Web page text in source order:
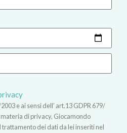
e ai sensi dell’ art.13 GDPR 679/
di privacy, Giocamondo
dei dati da lei inseriti nel